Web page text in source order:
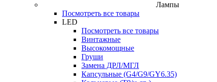
Лампы
Посмотреть все товары
LED
Посмотреть все товары
Винтажные
Высокомощные
Груши
Замена ДРЛ/МГЛ
Капсульные (G4/G9/GY6.35)